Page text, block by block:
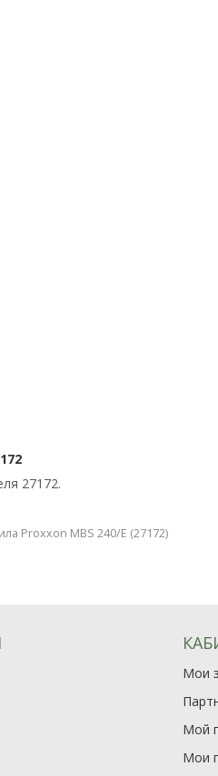
27172.
Proxxon MBS 240/E (27172)
Мои
Мой
Мои